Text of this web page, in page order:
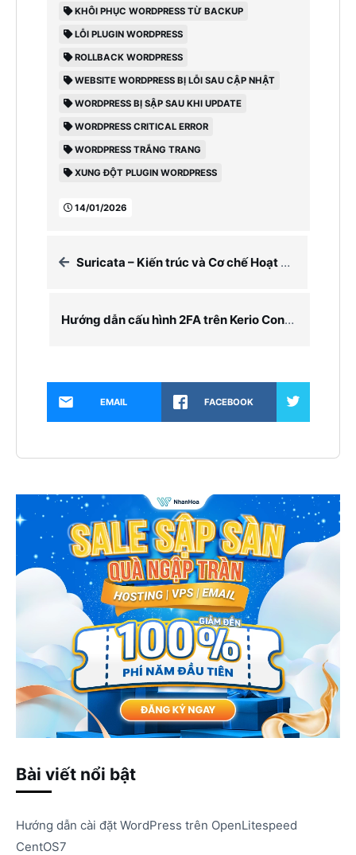
KHÔI PHỤC WORDPRESS TỪ BACKUP
LỖI PLUGIN WORDPRESS
ROLLBACK WORDPRESS
WEBSITE WORDPRESS BỊ LỖI SAU CẬP NHẬT
WORDPRESS BỊ SẬP SAU KHI UPDATE
WORDPRESS CRITICAL ERROR
WORDPRESS TRẮNG TRANG
XUNG ĐỘT PLUGIN WORDPRESS
14/01/2026
Suricata – Kiến trúc và Cơ chế Hoạt động của Hệ thống Giám sát An ninh Mạng
Hướng dẫn cấu hình 2FA trên Kerio Connect – Bảo vệ email doanh nghiệp, cá nhân.
EMAIL FACEBOOK
Bài viết nổi bật
Hướng dẫn cài đặt WordPress trên OpenLitespeed
CentOS7